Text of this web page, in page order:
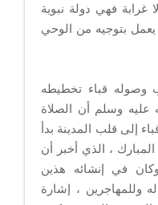
غرابة فهي دولة نبوية
بتوجيه من الوحي
وصوله قباء تخطيطه
عليه وسلم أن الصلاة
إلى قلب المدينة بدأ
، الذي أخبر أن
في إنشائه هذين
وللمهاجرين ، إشارة